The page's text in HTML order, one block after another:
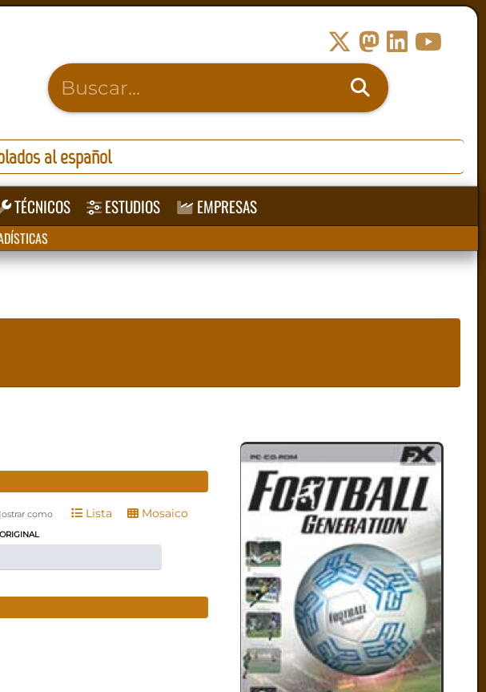
al español
TÉCNICOS ESTUDIOS EMPRESAS
como Lista Mosaico